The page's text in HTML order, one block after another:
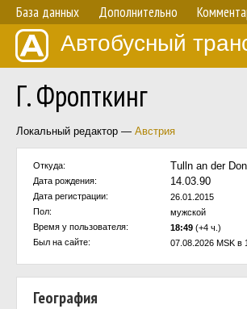
База данных Дополнительно
Автобусный
Г. Фропткинг
Локальный редактор — Австрия
Откуда: Tulln an der
Дата рождения: 14.03.90
Дата регистрации:
26.01.2015
Пол:
мужской
Время у пользователя:
18:49 (+4 ч.)
Был на сайте:
07.08.2026 MSK в
География